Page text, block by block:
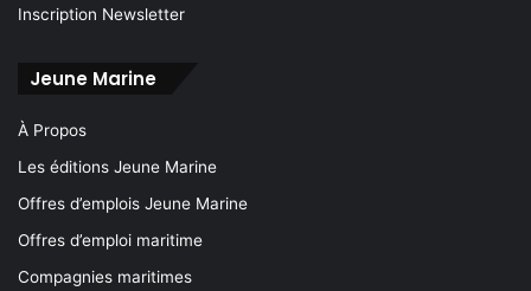
Inscription Newsletter
Jeune Marine
À Propos
Les éditions Jeune Marine
Offres d’emplois Jeune Marine
Offres d’emploi maritime
Compagnies maritimes